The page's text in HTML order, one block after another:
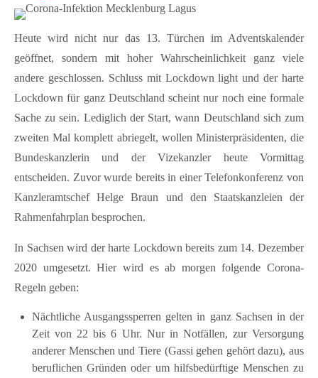
Impressum
FAQ
Müritzer-News
Müritzer-Veranstaltungen
Müritzer-Stellenmarkt
Heute wird nicht nur das 13. Türchen im Adventskalender
geöffnet, sondern mit hoher Wahrscheinlichkeit ganz viele
andere geschlossen. Schluss mit Lockdown light und der harte
Lockdown für ganz Deutschland scheint nur noch eine formale
Sache zu sein. Lediglich der Start, wann Deutschland sich zum
zweiten Mal komplett abriegelt, wollen Ministerpräsidenten, die
Bundeskanzlerin und der Vizekanzler heute Vormittag
entscheiden. Zuvor wurde bereits in einer Telefonkonferenz von
Kanzleramtschef Helge Braun und den Staatskanzleien der
Rahmenfahrplan besprochen.
In Sachsen wird der harte Lockdown bereits zum 14. Dezember
2020 umgesetzt. Hier wird es ab morgen folgende Corona-
Regeln geben:
Nächtliche Ausgangssperren gelten in ganz Sachsen in der
Zeit von 22 bis 6 Uhr. Nur in Notfällen, zur Versorgung
anderer Menschen und Tiere (Gassi gehen gehört dazu), aus
beruflichen Gründen oder um hilfsbedürftige Menschen zu